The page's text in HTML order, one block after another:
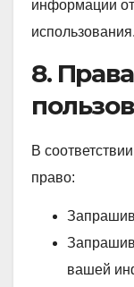
информации
использования.
8.
В
право:
вашей